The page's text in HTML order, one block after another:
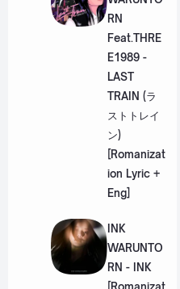
RN
Feat.THRE
E1989 -
LAST
TRAIN (ラ
ストトレイ
ン)
[Romanizat
ion Lyric +
Eng]
INK
WARUNTO
RN - INK